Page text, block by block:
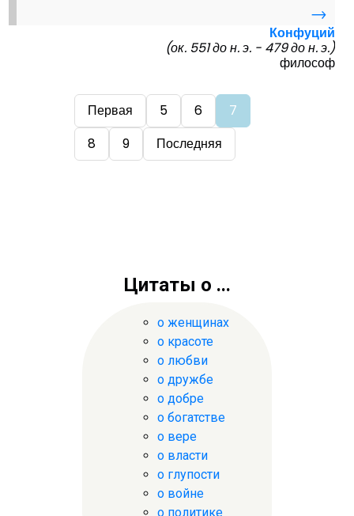
→
Конфуций
(ок. 551 до н. э. - 479 до н. э.)
философ
Первая 5 6
7
8
9 Последняя
Цитаты о ...
о женщинах
о красоте
о любви
о дружбе
о добре
о богатстве
о вере
о власти
о глупости
о войне
о политике